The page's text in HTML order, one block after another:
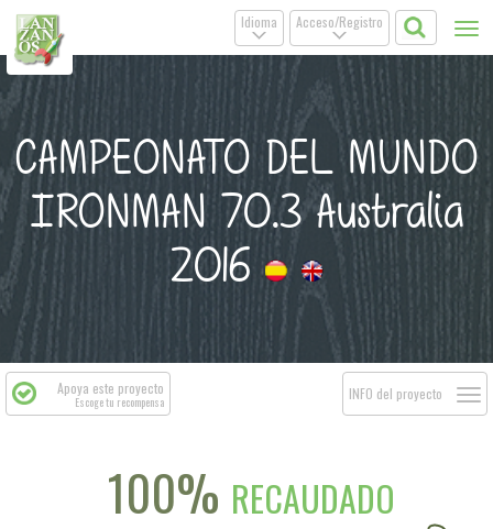
Acceso/Registro
.
Idioma
.
CAMPEONATO DEL MUNDO
IRONMAN 70.3 Australia
2016
Apoya este proyecto
Escoge tu recompensa INFO del proyecto
100% RECAUDADO